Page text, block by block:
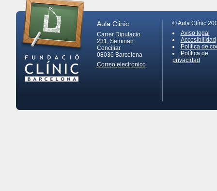
Aula Clinic
Carrer Diputacio
231, Seminari
Conciliar
08036 Barcelona
Correo electrónico
© Aula Clínic
Aviso legal
Accesibilidad
Política de
Política de
privacidad